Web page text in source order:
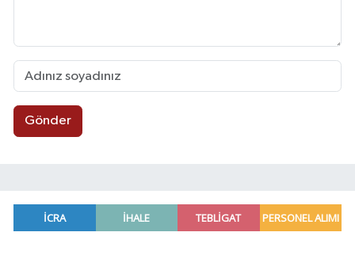
Gönder